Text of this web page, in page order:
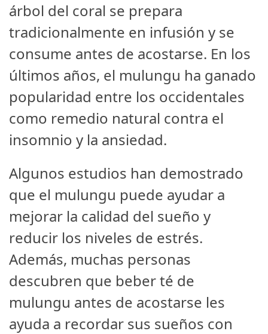
árbol del coral se prepara
tradicionalmente en infusión y se
consume antes de acostarse. En los
últimos años, el mulungu ha ganado
popularidad entre los occidentales
como remedio natural contra el
insomnio y la ansiedad.
Algunos estudios han demostrado
que el mulungu puede ayudar a
mejorar la calidad del sueño y
reducir los niveles de estrés.
Además, muchas personas
descubren que beber té de
mulungu antes de acostarse les
ayuda a recordar sus sueños con